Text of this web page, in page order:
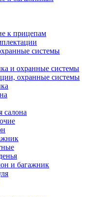
к прицепам
системы
и охранные системы
охранные системы
салона
и багажник